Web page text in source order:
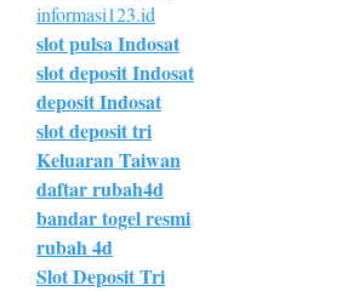
informasi123.id
slot pulsa Indosat
slot deposit Indosat
deposit Indosat
slot deposit tri
Keluaran Taiwan
daftar rubah4d
bandar togel resmi
rubah 4d
Slot Deposit Tri